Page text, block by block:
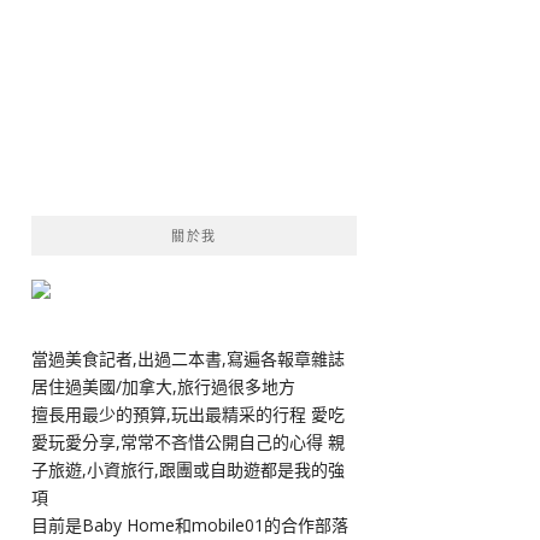
關於我
當過美食記者,出過二本書,寫遍各報章雜誌
居住過美國/加拿大,旅行過很多地方
擅長用最少的預算,玩出最精采的行程 愛吃
愛玩愛分享,常常不吝惜公開自己的心得 親
子旅遊,小資旅行,跟團或自助遊都是我的強
項
目前是Baby Home和mobile01的合作部落